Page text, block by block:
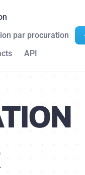
par procuration
API